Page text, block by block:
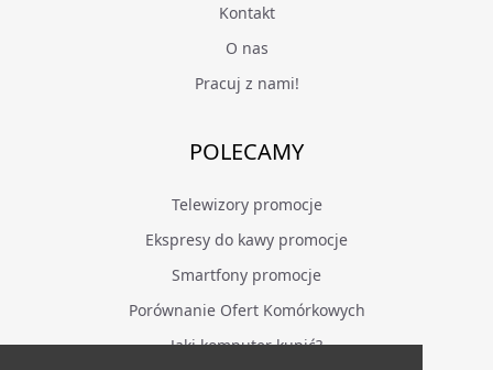
Kontakt
O nas
Pracuj z nami!
POLECAMY
Telewizory promocje
Ekspresy do kawy promocje
Smartfony promocje
Porównanie Ofert Komórkowych
Jaki komputer kupić?